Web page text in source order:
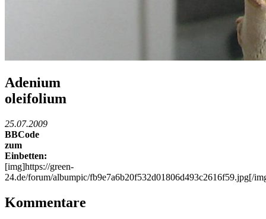
Adenium
oleifolium
25.07.2009
BBCode
zum
Einbetten:
[img]https://green-
24.de/forum/albumpic/fb9e7a6b20f532d01806d493c2616f59.jpg[/
Kommentare